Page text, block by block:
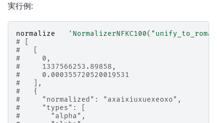
実行例:
normalize
# [
#   [
#     0,
#     1337566253.89858,
#     0.000355720520019531
#   ],
#   {
#     "normalized": "axaixiuxuexeoxo",
#     "types": [
#       "alpha",